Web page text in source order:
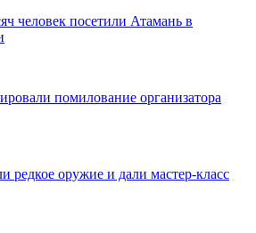
человек посетили Атамань в
помилование организатора
редкое оружие и дали мастер-класс